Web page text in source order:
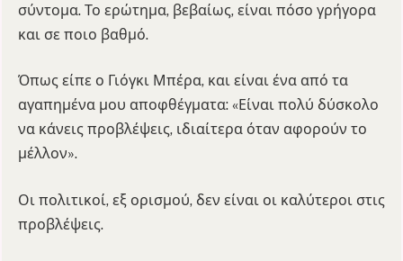
σύντομα. Το ερώτημα, βεβαίως, είναι πόσο γρήγορα
και σε ποιο βαθμό.
Όπως είπε ο Γιόγκι Μπέρα, και είναι ένα από τα
αγαπημένα μου αποφθέγματα: «Είναι πολύ δύσκολο
να κάνεις προβλέψεις, ιδιαίτερα όταν αφορούν το
μέλλον».
Οι πολιτικοί, εξ ορισμού, δεν είναι οι καλύτεροι στις
προβλέψεις.